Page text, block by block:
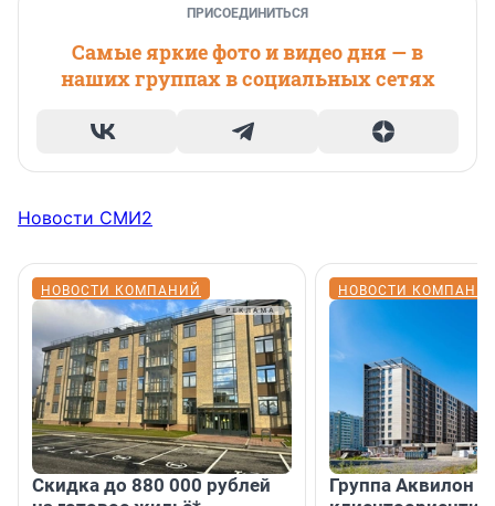
ПРИСОЕДИНИТЬСЯ
Самые яркие фото и видео дня — в
наших группах в социальных сетях
Новости СМИ2
НОВОСТИ КОМПАНИЙ
Скидка до 880 000 рублей
НОВОСТИ
Группа Аквилон